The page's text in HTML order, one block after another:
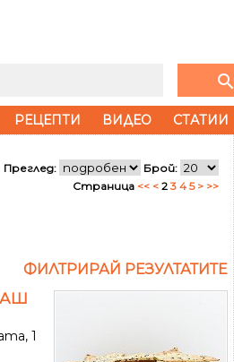
search
РЕЦЕПТИ ВИДЕО СТАТИИ
Преглед:
Брой:
Страница << < 2 3 4 5 > >>
ФИЛТРИРАЙ РЕЗУЛТАТИТЕ
1